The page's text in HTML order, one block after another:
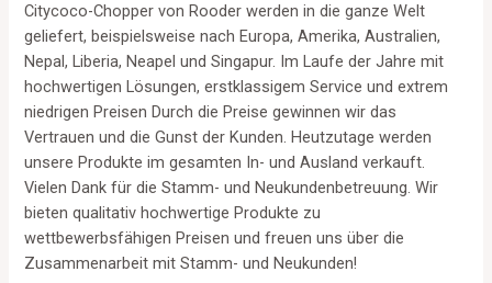
Citycoco-Chopper von Rooder werden in die ganze Welt
geliefert, beispielsweise nach Europa, Amerika, Australien,
Nepal, Liberia, Neapel und Singapur. Im Laufe der Jahre mit
hochwertigen Lösungen, erstklassigem Service und extrem
niedrigen Preisen Durch die Preise gewinnen wir das
Vertrauen und die Gunst der Kunden. Heutzutage werden
unsere Produkte im gesamten In- und Ausland verkauft.
Vielen Dank für die Stamm- und Neukundenbetreuung. Wir
bieten qualitativ hochwertige Produkte zu
wettbewerbsfähigen Preisen und freuen uns über die
Zusammenarbeit mit Stamm- und Neukunden!